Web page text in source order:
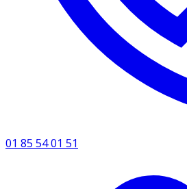
01 85 54 01 51